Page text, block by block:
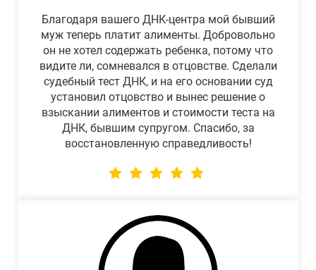
Благодаря вашего ДНК-центра мой бывший
муж теперь платит алименты. Добровольно
он не хотел содержать ребенка, потому что
видите ли, сомневался в отцовстве. Сделали
судебный тест ДНК, и на его основании суд
установил отцовство и вынес решение о
взыскании алиментов и стоимости теста на
ДНК, бывшим супругом. Спасибо, за
восстановленную справедливость!